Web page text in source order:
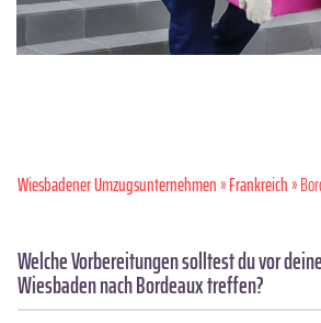
Wiesbadener Umzugsunternehmen»Frankreich»
Welche Vorbereitungen solltest du vor
Wiesbaden nach Bordeaux treffen?